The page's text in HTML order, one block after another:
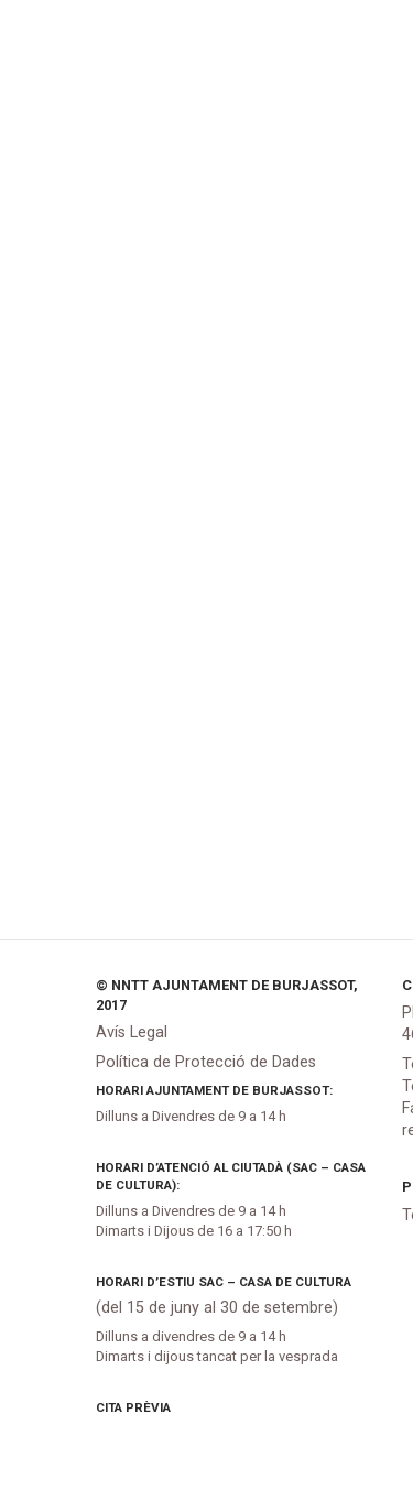
© NNTT AJUNTAMENT DE BURJASSOT,
2017
Avís Legal
Política de Protecció de Dades
HORARI AJUNTAMENT DE BURJASSOT:
Dilluns a Divendres de 9 a 14 h
HORARI D’ATENCIÓ AL CIUTADÀ (SAC – CASA
DE CULTURA):
Dilluns a Divendres de 9 a 14 h
Dimarts i Dijous de 16 a 17:50 h
HORARI D’ESTIU SAC – CASA DE CULTURA
(del 15 de juny al 30 de setembre)
Dilluns a divendres de 9 a 14 h
Dimarts i dijous tancat per la vesprada
CITA PRÈVIA